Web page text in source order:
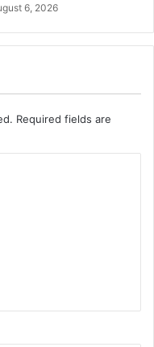
6, 2026
Required fields are